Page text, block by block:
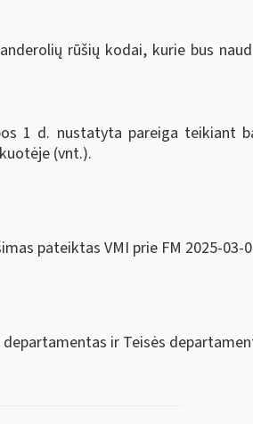
rūšių kodai, kurie bus
1 d. nustatyta pareiga teikiant
(vnt.).
pateiktas VMI prie FM 2025-03-
ir Teisės